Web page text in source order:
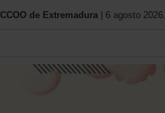
de Extremadura | 6 agosto 2026.